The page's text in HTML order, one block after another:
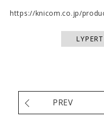
https://knicom.co.jp/
PREV